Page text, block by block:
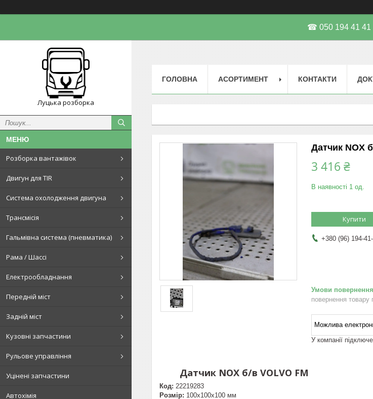
☎ 050 194 41 41
Луцька розборка
Розборка вантажівок
Двигун для TIR
Система охолодження двигуна
Трансмісія
Гальмівна система (пневматика)
Рама / Шассі
Електрообладнання
Передній міст
Задній міст
Кузовні запчастини
Рульове управління
Уцінені запчастини
Автохімія
ГОЛОВНА АСОРТИМЕНТ КОНТАКТИ
Датчик NOX
3 416 ₴
В наявності 1 од.
Купити
+380 (96) 194-41-
повернення товару
У компанії
Датчик NOX б/в VOLVO FM
Код: 22219283
Розмір: 100х100х100 мм